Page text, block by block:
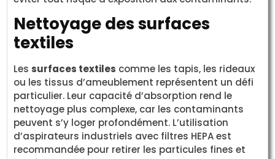
Nettoyage des surfaces
textiles
Les surfaces textiles comme les tapis, les rideaux
ou les tissus d’ameublement représentent un défi
particulier. Leur capacité d’absorption rend le
nettoyage plus complexe, car les contaminants
peuvent s’y loger profondément. L’utilisation
d’aspirateurs industriels avec filtres HEPA est
recommandée pour retirer les particules fines et